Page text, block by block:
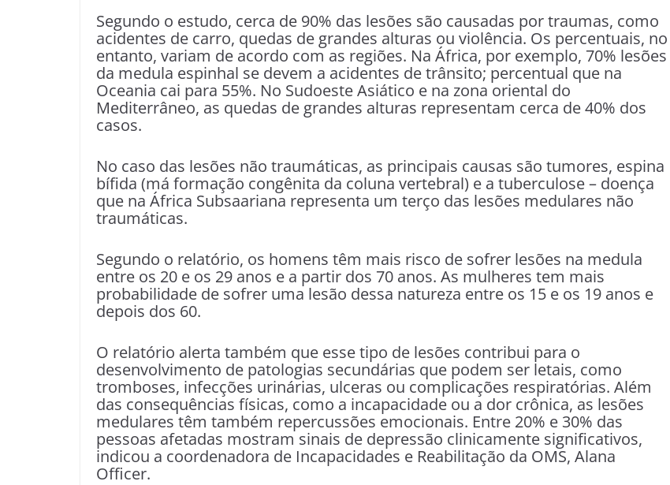
Segundo o estudo, cerca de 90% das lesões são causadas por traumas, como
acidentes de carro, quedas de grandes alturas ou violência. Os percentuais, no
entanto, variam de acordo com as regiões. Na África, por exemplo, 70% lesões
da medula espinhal se devem a acidentes de trânsito; percentual que na
Oceania cai para 55%. No Sudoeste Asiático e na zona oriental do
Mediterrâneo, as quedas de grandes alturas representam cerca de 40% dos
casos.
No caso das lesões não traumáticas, as principais causas são tumores, espina
bífida (má formação congênita da coluna vertebral) e a tuberculose – doença
que na África Subsaariana representa um terço das lesões medulares não
traumáticas.
Segundo o relatório, os homens têm mais risco de sofrer lesões na medula
entre os 20 e os 29 anos e a partir dos 70 anos. As mulheres tem mais
probabilidade de sofrer uma lesão dessa natureza entre os 15 e os 19 anos e
depois dos 60.
O relatório alerta também que esse tipo de lesões contribui para o
desenvolvimento de patologias secundárias que podem ser letais, como
tromboses, infecções urinárias, ulceras ou complicações respiratórias. Além
das consequências físicas, como a incapacidade ou a dor crônica, as lesões
medulares têm também repercussões emocionais. Entre 20% e 30% das
pessoas afetadas mostram sinais de depressão clinicamente significativos,
indicou a coordenadora de Incapacidades e Reabilitação da OMS, Alana
Officer.